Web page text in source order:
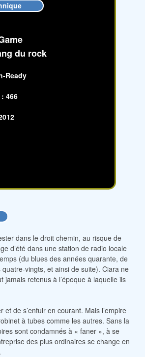
du rock
Ready
466
dans le droit chemin, au risque de
d’été dans une station de radio locale
(du blues des années quarante, de
vingts, et ainsi de suite). Ciara ne
retenus à l’époque à laquelle ils
de s’enfuir en courant. Mais l’empire
à tubes comme les autres. Sans la
sont condamnés à « faner », à se
des plus ordinaires se change en